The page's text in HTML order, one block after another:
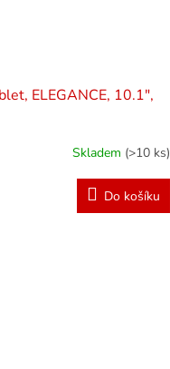
ELEGANCE, 10.1",
Skladem (>10 ks)
Do košíku